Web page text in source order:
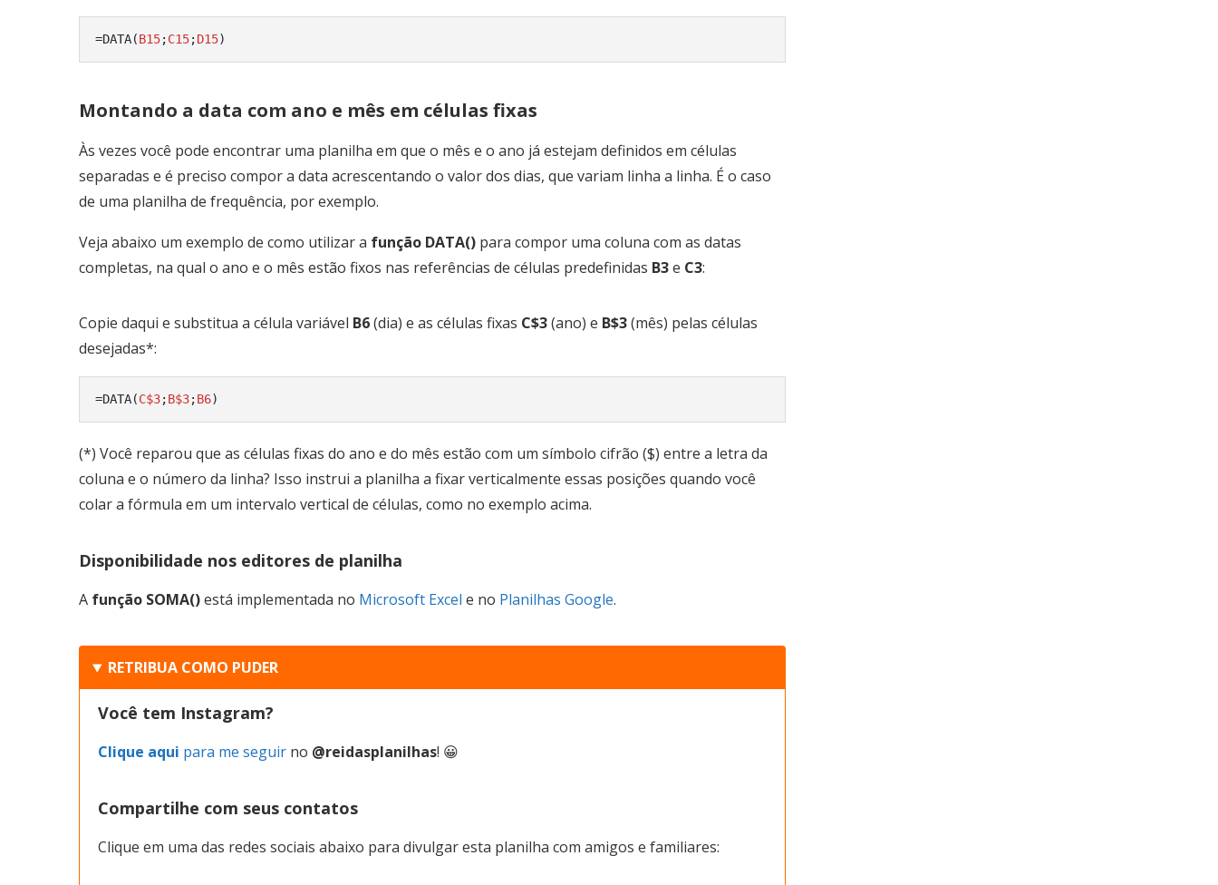
=DATA(B15;C15;D15)
Montando a data com ano e mês em células fixas
Às vezes você pode encontrar uma planilha em que o mês e o ano já estejam definidos em células
separadas e é preciso compor a data acrescentando o valor dos dias, que variam linha a linha. É o caso
de uma planilha de frequência, por exemplo.
Veja abaixo um exemplo de como utilizar a função DATA() para compor uma coluna com as datas
completas, na qual o ano e o mês estão fixos nas referências de células predefinidas B3e C3:
Copie daqui e substitua a célula variável B6(dia) e as células fixas C$3(ano) e B$3(mês) pelas células
desejadas*:
=DATA(C$3;B$3;B6)
(*) Você reparou que as células fixas do ano e do mês estão com um símbolo cifrão ($) entre a letra da
coluna e o número da linha? Isso instrui a planilha a fixar verticalmente essas posições quando você
colar a fórmula em um intervalo vertical de células, como no exemplo acima.
Disponibilidade nos editores de planilha
A função SOMA()está implementada no Microsoft Excel e no Planilhas Google.
RETRIBUA COMO PUDER
Você tem Instagram?
Clique aqui para me seguir no @reidasplanilhas! 😀
Compartilhe com seus contatos
Clique em uma das redes sociais abaixo para divulgar esta planilha com amigos e familiares: